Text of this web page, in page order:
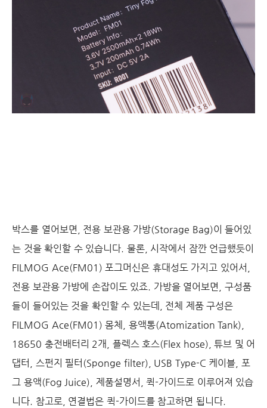
박스를 열어보면, 전용 보관용 가방(Storage Bag)이 들어있
는 것을 확인할 수 있습니다. 물론, 시작에서 잠깐 언급했듯이
FILMOG Ace(FM01) 포그머신은 휴대성도 가지고 있어서,
전용 보관용 가방에 손잡이도 있죠. 가방을 열어보면, 구성품
들이 들어있는 것을 확인할 수 있는데, 전체 제품 구성은
FILMOG Ace(FM01) 몸체, 용액통(Atomization Tank),
18650 충전배터리 2개, 플렉스 호스(Flex hose), 튜브 및 어
댑터, 스펀지 필터(Sponge filter), USB Type-C 케이블, 포
그 용액(Fog Juice), 제품설명서, 퀵-가이드로 이루어져 있습
니다. 참고로, 연결법은 퀵-가이드를 참고하면 됩니다.